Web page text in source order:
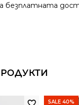
безплатната
SALE 40%